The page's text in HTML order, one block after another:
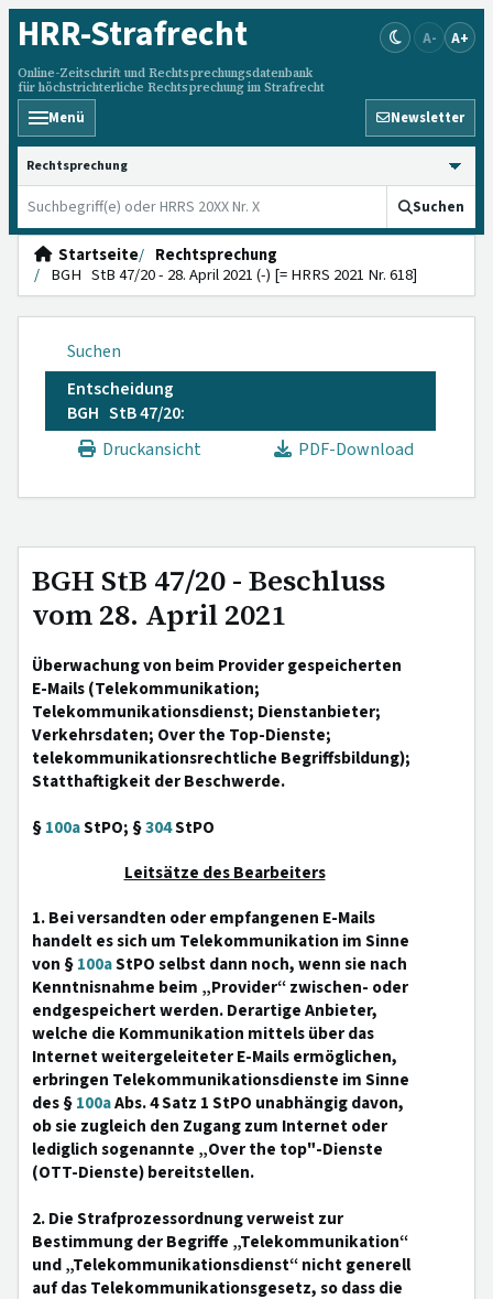
HRR-Strafrecht
Online-Zeitschrift und Rechtsprechungsdatenbank
für höchstrichterliche Rechtsprechung im Strafrecht
A- A+
Menü Newsletter
HRRS durchsuchen
Suchen
Startseite
Rechtsprechung
BGH StB 47/20 - 28. April 2021 (-) [= HRRS 2021 Nr. 618]
Suchen
Entscheidung
BGH StB 47/20:
Druckansicht
PDF-Download
BGH StB 47/20 - Beschluss
vom 28. April 2021
Überwachung von beim Provider gespeicherten
E-Mails (Telekommunikation;
Telekommunikationsdienst; Dienstanbieter;
Verkehrsdaten; Over the Top-Dienste;
telekommunikationsrechtliche Begriffsbildung);
Statthaftigkeit der Beschwerde.
§100aStPO; §304StPO
Leitsätze des Bearbeiters
1. Bei versandten oder empfangenen E-Mails
handelt es sich um Telekommunikation im Sinne
von §100aStPO selbst dann noch, wenn sie nach
Kenntnisnahme beim „Provider“ zwischen- oder
endgespeichert werden. Derartige Anbieter,
welche die Kommunikation mittels über das
Internet weitergeleiteter E-Mails ermöglichen,
erbringen Telekommunikationsdienste im Sinne
des §100aAbs. 4 Satz 1 StPO unabhängig davon,
ob sie zugleich den Zugang zum Internet oder
lediglich sogenannte „Over the top"-Dienste
(OTT-Dienste) bereitstellen.
2. Die Strafprozessordnung verweist zur
Bestimmung der Begriffe „Telekommunikation“
und „Telekommunikationsdienst“ nicht generell
auf das Telekommunikationsgesetz, so dass die